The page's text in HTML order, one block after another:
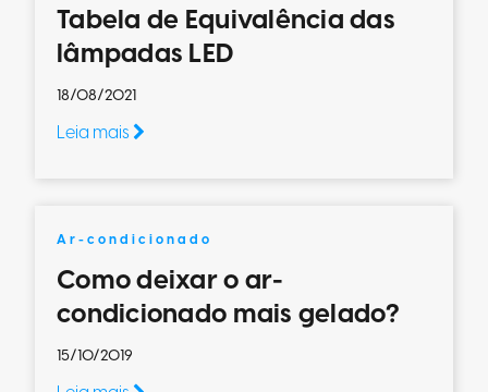
Tabela de Equivalência das
lâmpadas LED
18/08/2021
Leia mais
Ar-condicionado
Como deixar o ar-
condicionado mais gelado?
15/10/2019